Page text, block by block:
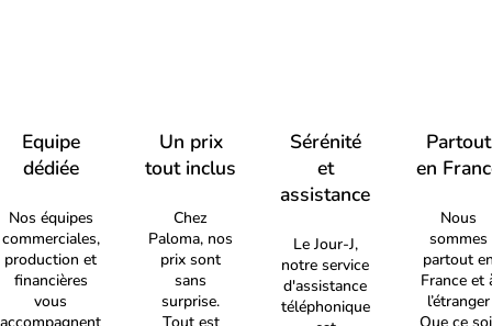
Equipe
dédiée
Nos équipes
commerciales,
production et
financières
vous
Un prix
tout inclus
Chez
Paloma, nos
prix sont
sans
surprise.
Sérénité
et
assistance
Le Jour-J,
notre service
d'assistance
téléphonique
Partout
en
Nous
sommes
partout
France et
l’étranger